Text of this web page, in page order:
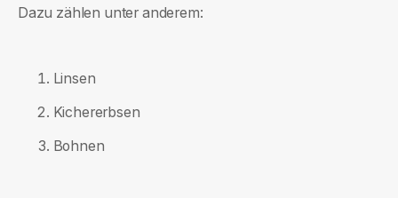
Dazu zählen unter anderem:
Linsen
Kichererbsen
Bohnen